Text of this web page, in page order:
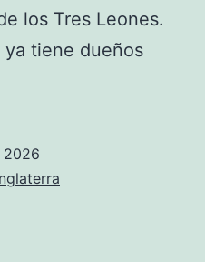
los Tres Leones.
ya tiene dueños
para
2026